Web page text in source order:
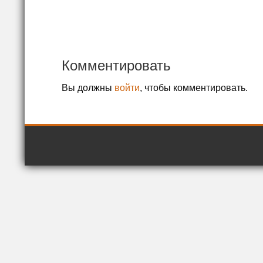
Комментировать
Вы должны войти, чтобы комментировать.